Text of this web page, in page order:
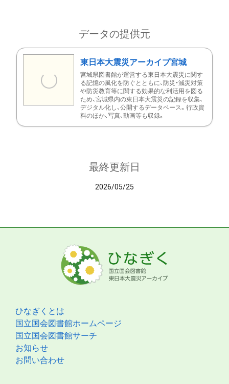
データの提供元
東日本大震災アーカイブ宮城
宮城県図書館が運営する東日本大震災に関す
る記憶の風化を防ぐとともに、防災・減災対策
や防災教育等に関する効果的な利活用を図る
ため、宮城県内の東日本大震災の記録を収集、
デジタル化し、公開するデータベース。行政資
料のほか、写真、動画等も収録。
最終更新日
2026/05/25
ひなぎくとは
国立国会図書館ホームページ
国立国会図書館サーチ
お知らせ
お問い合わせ